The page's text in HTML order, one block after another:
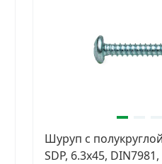
Шуруп с
SDP, 6.3х45,